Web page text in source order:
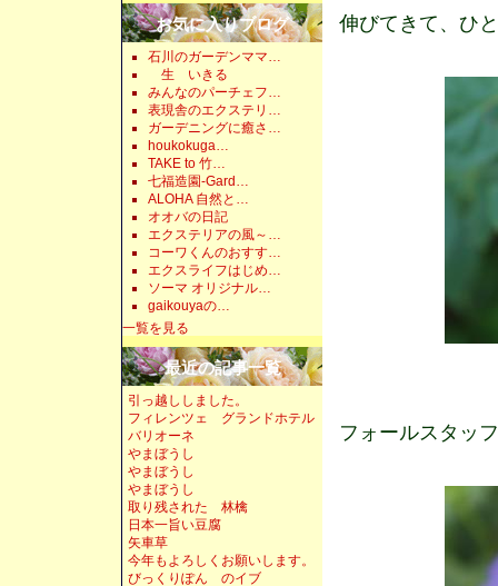
伸びてきて、ひ
フォールスタッ
お気に入りブログ
石川のガーデンママ…
生 いきる
みんなのパーチェフ…
表現舎のエクステリ…
ガーデニングに癒さ…
houkokuga…
TAKE to 竹…
七福造園-Gard…
ALOHA 自然と…
オオバの日記
エクステリアの風～…
コーワくんのおすす…
エクスライフはじめ…
ソーマ オリジナル…
gaikouyaの…
一覧を見る
最近の記事一覧
引っ越ししました。
フィレンツェ グランドホテル
バリオーネ
やまぼうし
やまぼうし
やまぼうし
取り残された 林檎
日本一旨い豆腐
矢車草
今年もよろしくお願いします。
びっくりぽん のイブ